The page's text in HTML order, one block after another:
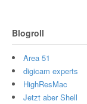
Blogroll
Area 51
digicam experts
HighResMac
Jetzt aber Shell